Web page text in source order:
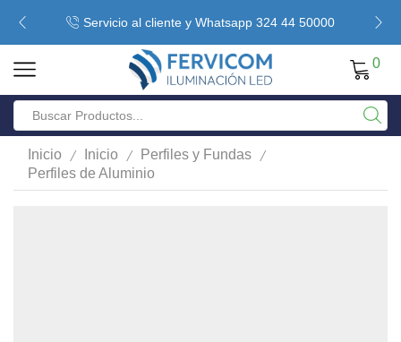
Servicio al cliente y Whatsapp 324 44 50000
0
Inicio / Inicio / Perfiles y Fundas /
Perfiles de Aluminio